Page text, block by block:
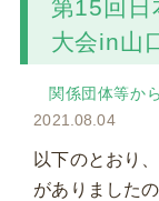
第15回日
大会in山
関係団体等から
2021.08.04
以下のとおり
がありました